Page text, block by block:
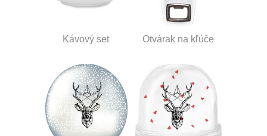
Kávový set Otvárak na kľúče